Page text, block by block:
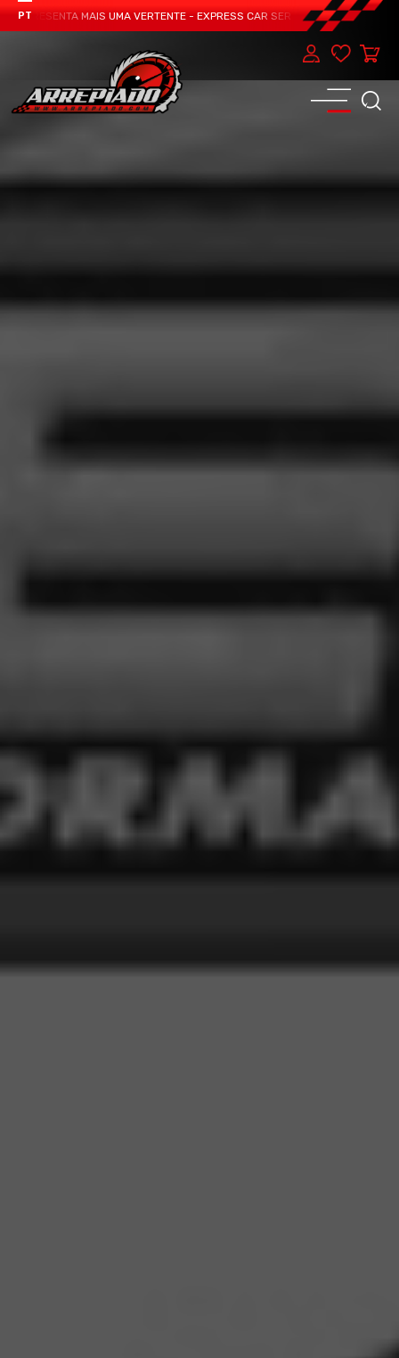
PT MAIS UMA VERTENTE - EXPRESS CAR SERVICE, MANUTENÇÃO DO